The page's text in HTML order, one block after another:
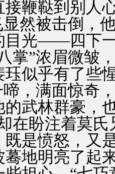
鞭鞑到别人
然被击倒，
目光——四下
”浓眉微皱，
珏似乎有了些
满面惊奇，
武林群豪，
在盼注着莫
愤怒，又是
明亮了起来